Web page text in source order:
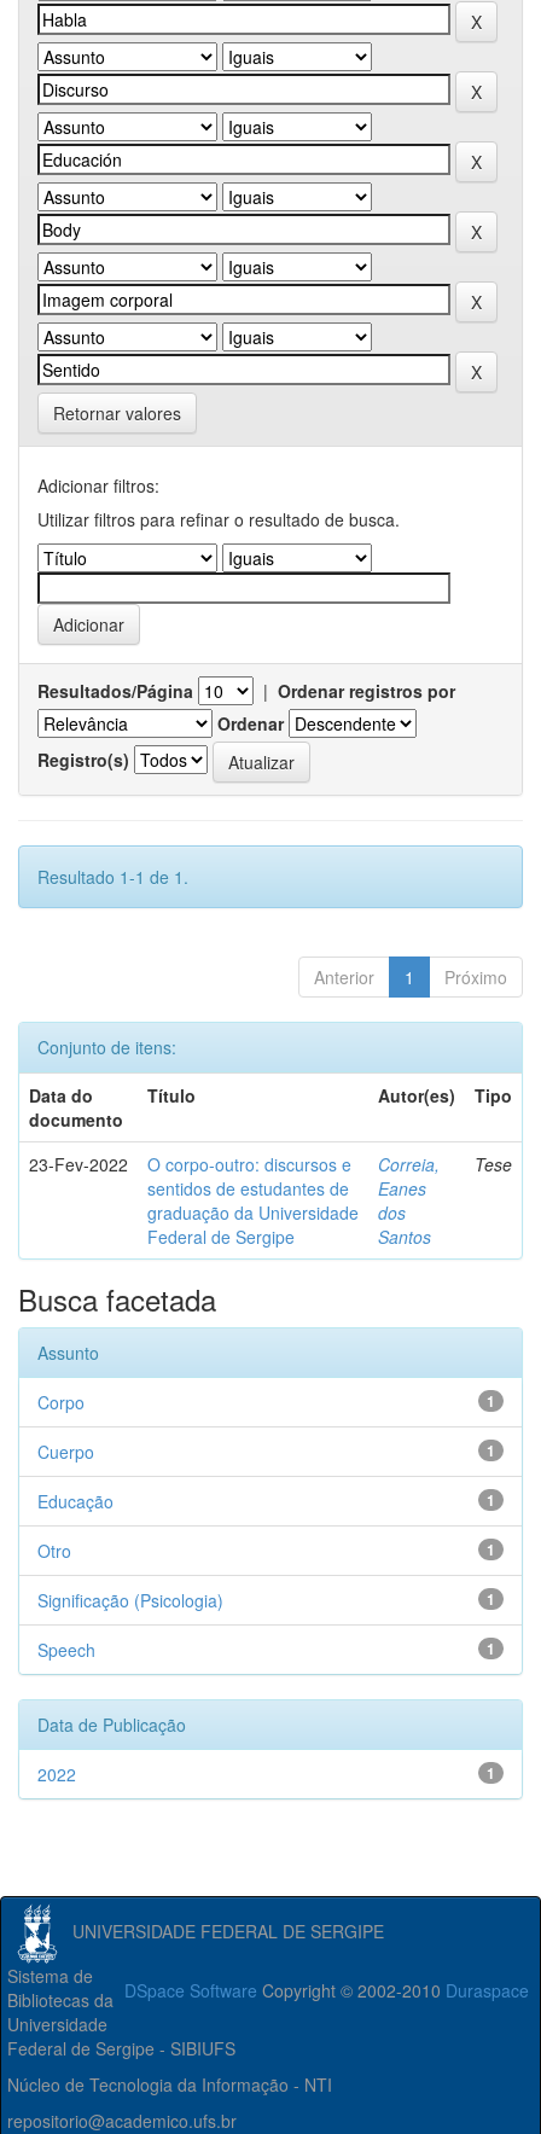
Retornar valores
Adicionar filtros:
Utilizar filtros para refinar o resultado de busca.
Resultados/Página | Ordenar registros por
Ordenar
Registro(s)
Resultado 1-1 de 1.
Anterior 1 Próximo
Conjunto de itens:
Data do
documento
Título Autor(es) Tipo
23-Fev-2022
O corpo-outro: discursos e
sentidos de estudantes de
graduação da Universidade
Federal de Sergipe
Correia,
Eanes
dos
Santos
Tese
Busca facetada
Assunto
1
Corpo
1
Cuerpo
1
Educação
1
Otro
1
Significação (Psicologia)
1
Speech
Data de Publicação
1
2022
UNIVERSIDADE FEDERAL DE SERGIPE
DSpace Software Copyright © 2002-2010 Duraspace
Sistema de
Bibliotecas da
Universidade
Federal de Sergipe - SIBIUFS
Núcleo de Tecnologia da Informação - NTI
repositorio@academico.ufs.br